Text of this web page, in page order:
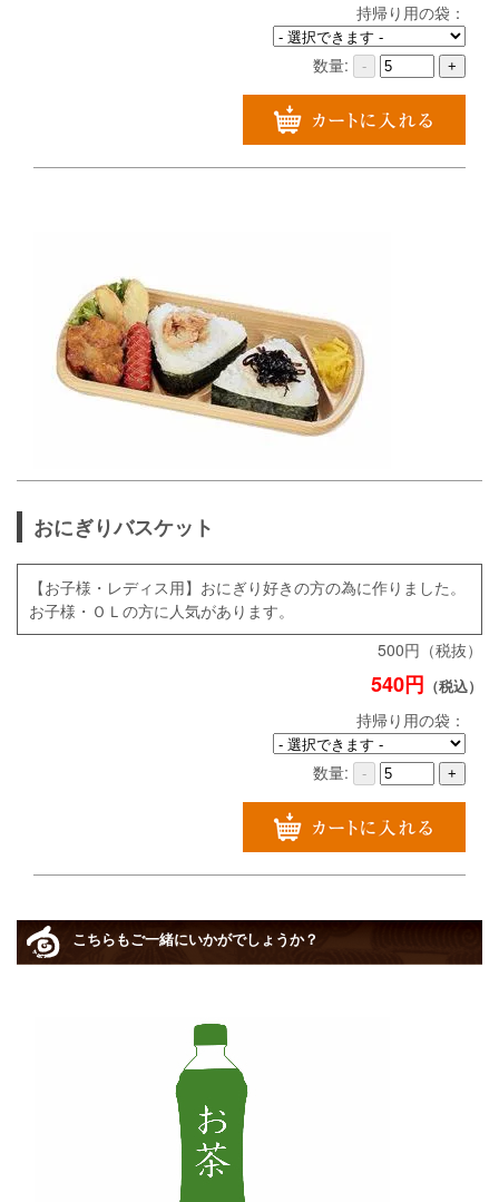
持帰り用の袋：
数量: - +
おにぎりバスケット
【お子様・レディス用】おにぎり好きの方の為に作りました。
お子様・ＯＬの方に人気があります。
500円（税抜）
540円 （税込）
持帰り用の袋：
数量: - +
こちらもご一緒にいかがでしょうか？